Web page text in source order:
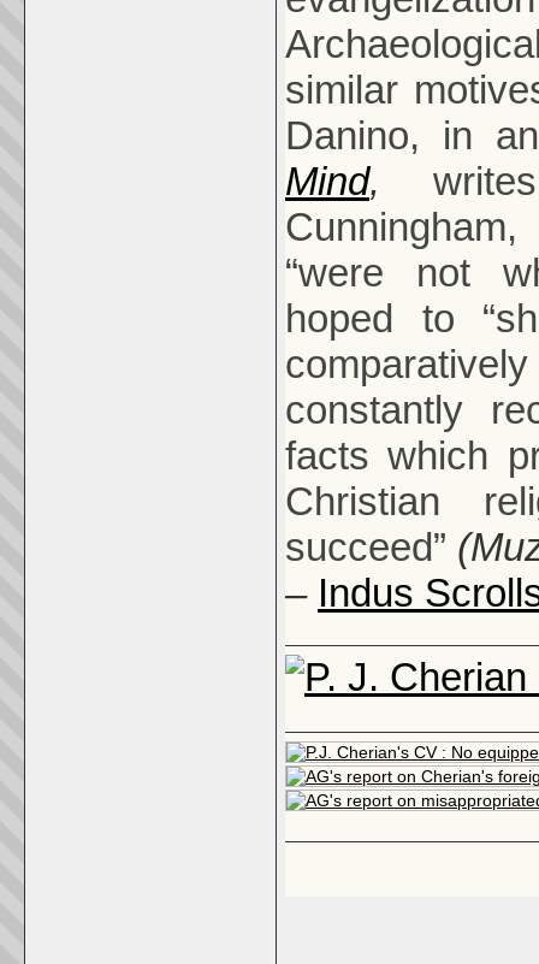
similar
Danino, in
Mind,
“were not
hoped to
constantly
facts which
Christian
succeed”
– Indus